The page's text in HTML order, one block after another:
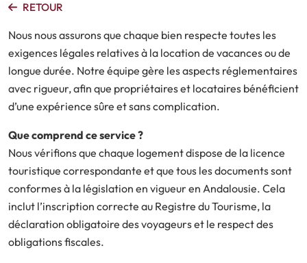
RETOUR
Nous nous assurons que chaque bien respecte toutes les
exigences légales relatives à la location de vacances ou de
longue durée. Notre équipe gère les aspects réglementaires
avec rigueur, afin que propriétaires et locataires bénéficient
d’une expérience sûre et sans complication.
Que comprend ce service ?
Nous vérifions que chaque logement dispose de la licence
touristique correspondante et que tous les documents sont
conformes à la législation en vigueur en Andalousie. Cela
inclut l’inscription correcte au Registre du Tourisme, la
déclaration obligatoire des voyageurs et le respect des
obligations fiscales.